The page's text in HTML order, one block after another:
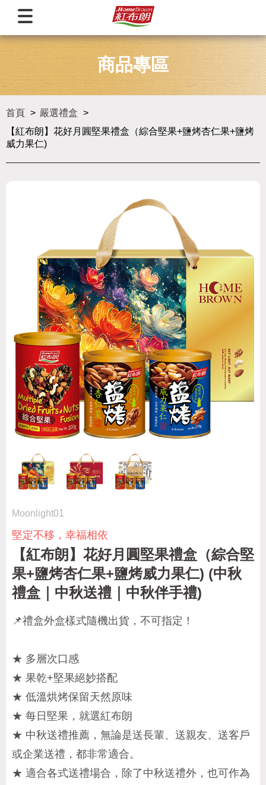
商品專區
首頁
嚴選禮盒
【紅布朗】花好月圓堅果禮盒（綜合堅果+鹽烤杏仁果+鹽烤
威力果仁)
Moonlight01
堅定不移，幸福相依
【紅布朗】花好月圓堅果禮盒（綜合堅
果+鹽烤杏仁果+鹽烤威力果仁) (中秋
禮盒｜中秋送禮｜中秋伴手禮)
📌禮盒外盒樣式隨機出貨，不可指定！
★ 多層次口感
★ 果乾+堅果絕妙搭配
★ 低溫烘烤保留天然原味
★ 每日堅果，就選紅布朗
★ 中秋送禮推薦，無論是送長輩、送親友、送客戶
或企業送禮，都非常適合。
★ 適合各式送禮場合，除了中秋送禮外，也可作為